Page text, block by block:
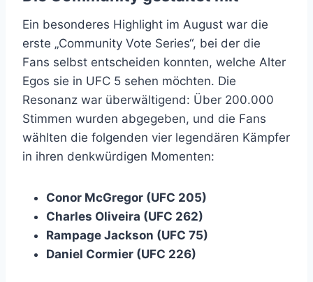
Ein besonderes Highlight im August war die
erste „Community Vote Series“, bei der die
Fans selbst entscheiden konnten, welche Alter
Egos sie in UFC 5 sehen möchten. Die
Resonanz war überwältigend: Über 200.000
Stimmen wurden abgegeben, und die Fans
wählten die folgenden vier legendären Kämpfer
in ihren denkwürdigen Momenten:
Conor McGregor (UFC 205)
Charles Oliveira (UFC 262)
Rampage Jackson (UFC 75)
Daniel Cormier (UFC 226)